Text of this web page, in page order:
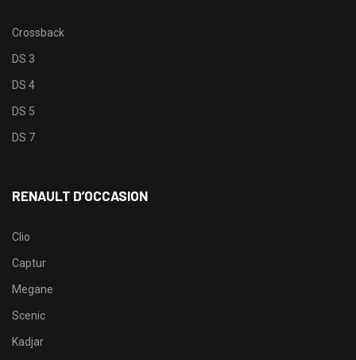
Crossback
DS 3
DS 4
DS 5
DS 7
RENAULT D’OCCASION
Clio
Captur
Megane
Scenic
Kadjar